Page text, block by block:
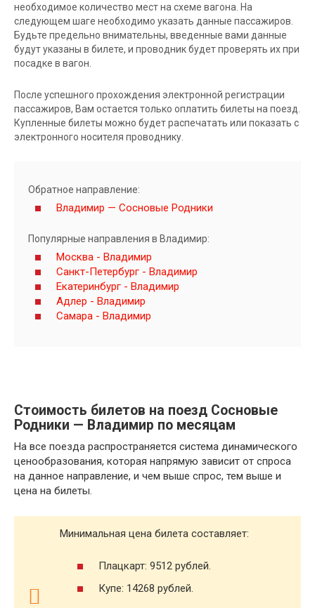
необходимое количество мест на схеме вагона. На
следующем шаге необходимо указать данные пассажиров.
Будьте предельно внимательны, введенные вами данные
будут указаны в билете, и проводник будет проверять их при
посадке в вагон.
После успешного прохождения электронной регистрации
пассажиров, Вам остается только оплатить билеты на поезд.
Купленные билеты можно будет распечатать или показать с
электронного носителя проводнику.
Обратное направление:
Владимир — Сосновые Родники
Популярные направления в Владимир:
Москва - Владимир
Санкт-Петербург - Владимир
Екатеринбург - Владимир
Адлер - Владимир
Самара - Владимир
Стоимость билетов на поезд Сосновые
Родники — Владимир по месяцам
На все поезда распространяется система динамического
ценообразования, которая напрямую зависит от спроса
на данное направление, и чем выше спрос, тем выше и
цена на билеты.
Минимальная цена билета составляет:
Плацкарт: 9512 рублей.
Купе: 14268 рублей.